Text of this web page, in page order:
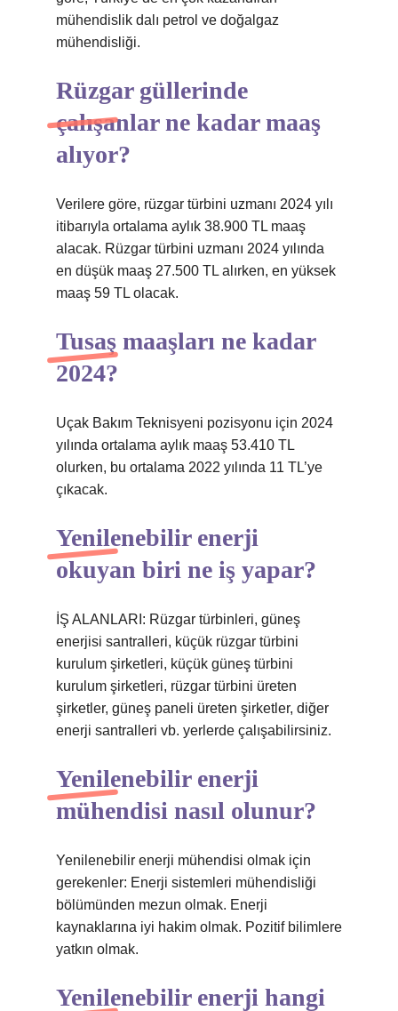
mühendislik dalı petrol ve doğalgaz
mühendisliği.
Rüzgar güllerinde
çalışanlar ne kadar maaş
alıyor?
Verilere göre, rüzgar türbini uzmanı 2024 yılı
itibarıyla ortalama aylık 38.900 TL maaş
alacak. Rüzgar türbini uzmanı 2024 yılında
en düşük maaş 27.500 TL alırken, en yüksek
maaş 59 TL olacak.
Tusaş maaşları ne kadar
2024?
Uçak Bakım Teknisyeni pozisyonu için 2024
yılında ortalama aylık maaş 53.410 TL
olurken, bu ortalama 2022 yılında 11 TL’ye
çıkacak.
Yenilenebilir enerji
okuyan biri ne iş yapar?
İŞ ALANLARI: Rüzgar türbinleri, güneş
enerjisi santralleri, küçük rüzgar türbini
kurulum şirketleri, küçük güneş türbini
kurulum şirketleri, rüzgar türbini üreten
şirketler, güneş paneli üreten şirketler, diğer
enerji santralleri vb. yerlerde çalışabilirsiniz.
Yenilenebilir enerji
mühendisi nasıl olunur?
Yenilenebilir enerji mühendisi olmak için
gerekenler: Enerji sistemleri mühendisliği
bölümünden mezun olmak. Enerji
kaynaklarına iyi hakim olmak. Pozitif bilimlere
yatkın olmak.
Yenilenebilir enerji hangi